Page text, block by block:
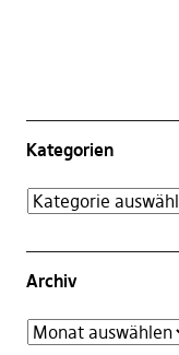
Kategorien
Archiv